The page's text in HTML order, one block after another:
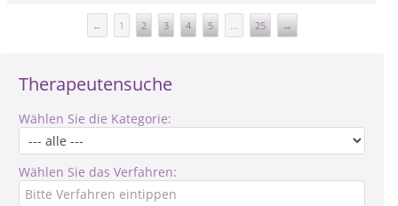
Therapeutensuche
Wählen Sie die Kategorie:
Wählen Sie das Verfahren:
← 1 2 3 4 5 ... 25 →